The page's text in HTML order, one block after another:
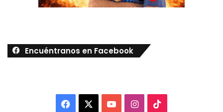
Encuéntranos en Facebook
Facebook YouTubeInstagram